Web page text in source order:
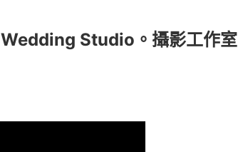
Studio。攝影工作室